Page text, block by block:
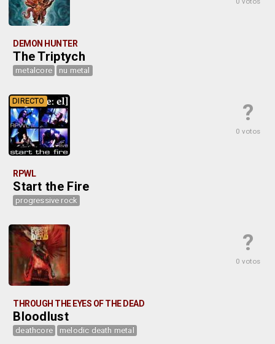
DEMON HUNTER
The Triptych
metalcore nu metal
?
0 votos
DIRECTO
RPWL
Start the Fire
progressive rock
?
0 votos
THROUGH THE EYES OF THE DEAD
Bloodlust
deathcore melodic death metal